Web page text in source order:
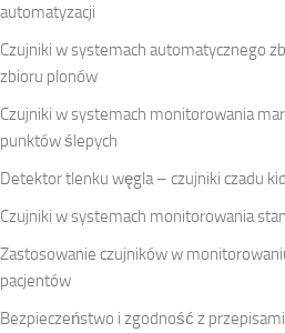
automatyzacji
Czujniki w systemach automatycznego
zbioru plonów
Czujniki w systemach monitorowania
punktów ślepych
Detektor tlenku węgla – czujniki czadu
Czujniki w systemach monitorowania
Zastosowanie czujników w
pacjentów
Bezpieczeństwo i zgodność z